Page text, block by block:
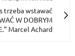
trzeba wstawać
W DOBRYM
Marcel Achard